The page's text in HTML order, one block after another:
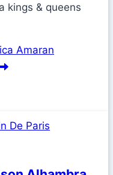
kings & queens
Amaran